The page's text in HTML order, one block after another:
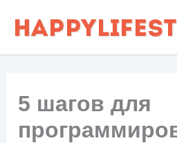
5 шагов для